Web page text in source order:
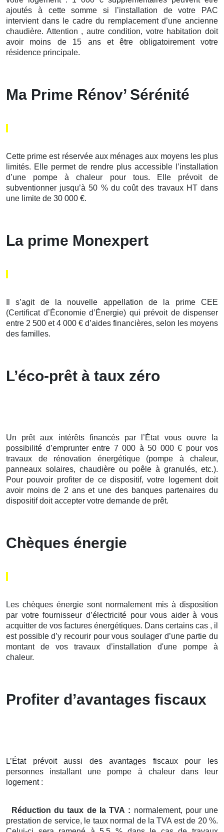
ajoutés à cette somme si l’installation de votre PAC
intervient dans le cadre du remplacement d’une ancienne
chaudière. Attention , autre condition, votre habitation doit
avoir moins de 15 ans et être obligatoirement votre
résidence principale.
Ma Prime Rénov’ Sérénité
Cette prime est réservée aux ménages aux moyens les plus
limités. Elle permet de rendre plus accessible l’installation
d’une pompe à chaleur pour tous. Elle prévoit de
subventionner jusqu’à 50 % du coût des travaux HT dans
une limite de 30 000 €.
La prime Monexpert
Il s’agit de la nouvelle appellation de la prime CEE
(Certificat d’Économie d’Énergie) qui prévoit de dispenser
entre 2 500 et 4 000 € d’aides financières, selon les moyens
des familles.
L’éco-prêt à taux zéro
Un prêt aux intérêts financés par l’État vous ouvre la
possibilité d’emprunter entre 7 000 à 50 000 € pour vos
travaux de rénovation énergétique (pompe à chaleur,
panneaux solaires, chaudière ou poêle à granulés, etc.).
Pour pouvoir profiter de ce dispositif, votre logement doit
avoir moins de 2 ans et une des banques partenaires du
dispositif doit accepter votre demande de prêt.
Chèques énergie
Les chèques énergie sont normalement mis à disposition
par votre fournisseur d’électricité pour vous aider à vous
acquitter de vos factures énergétiques. Dans certains cas , il
est possible d’y recourir pour vous soulager d’une partie du
montant de vos travaux d’installation d'une pompe à
chaleur.
Profiter d’avantages fiscaux
L’État prévoit aussi des avantages fiscaux pour les
personnes installant une pompe à chaleur dans leur
logement :
Réduction du taux de la TVA : normalement, pour une
prestation de service, le taux normal de la TVA est de 20 %.